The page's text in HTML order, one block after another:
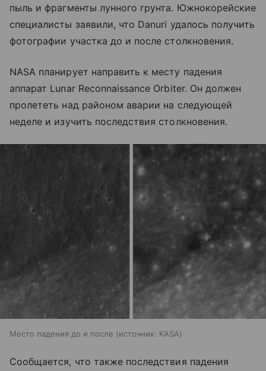
пыль и фрагменты лунного грунта. Южнокорейские
специалисты заявили, что Danuri удалось получить
фотографии участка до и после столкновения.
NASA планирует направить к месту падения
аппарат Lunar Reconnaissance Orbiter. Он должен
пролететь над районом аварии на следующей
неделе и изучить последствия столкновения.
Место падения до и после источник: KASA
Сообщается, что также последствия падения